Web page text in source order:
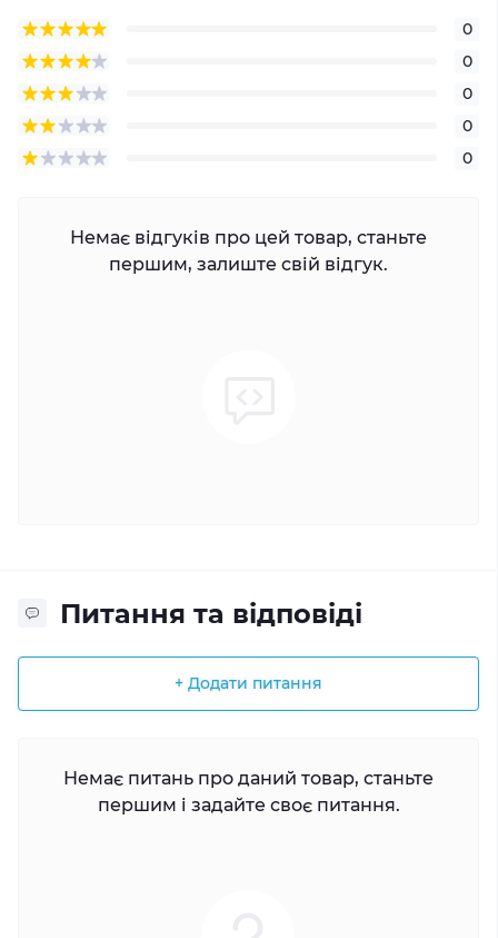
0
0
0
0
0
Немає відгуків про цей товар, станьте
першим, залиште свій відгук.
Питання та відповіді
+ Додати питання
Немає питань про даний товар, станьте
першим і задайте своє питання.